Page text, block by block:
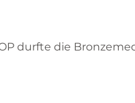
durfte die